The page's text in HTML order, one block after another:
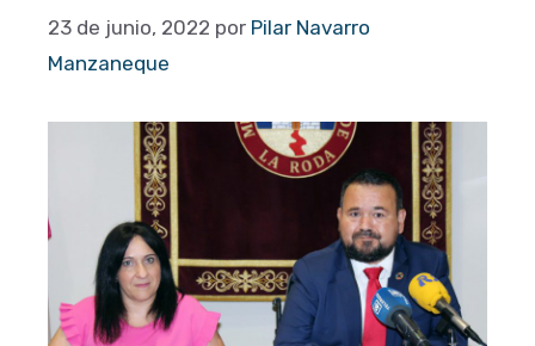
23 de junio, 2022 por Pilar Navarro
Manzaneque